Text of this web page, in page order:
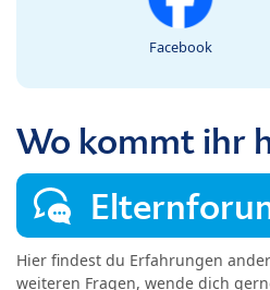
Facebook
Wo kommt ihr
Hier findest du Erfahrungen
weiteren Fragen, wende dich